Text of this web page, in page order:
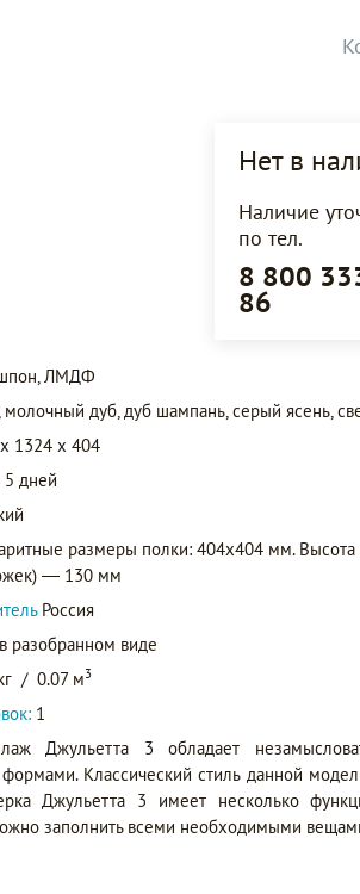
Нет в
Наличие
по тел.
8 800
86
ЛМДФ
молочный дуб, дуб шампань, серый ясень,
1324 x 404
5 дней
размеры полки: 404х404 мм.
— 130 мм
Россия
в разобранном виде
/ 0.07 м3
1
Джульетта 3 обладает
Классический стиль данной
Джульетта 3 имеет несколько
заполнить всеми необходимыми